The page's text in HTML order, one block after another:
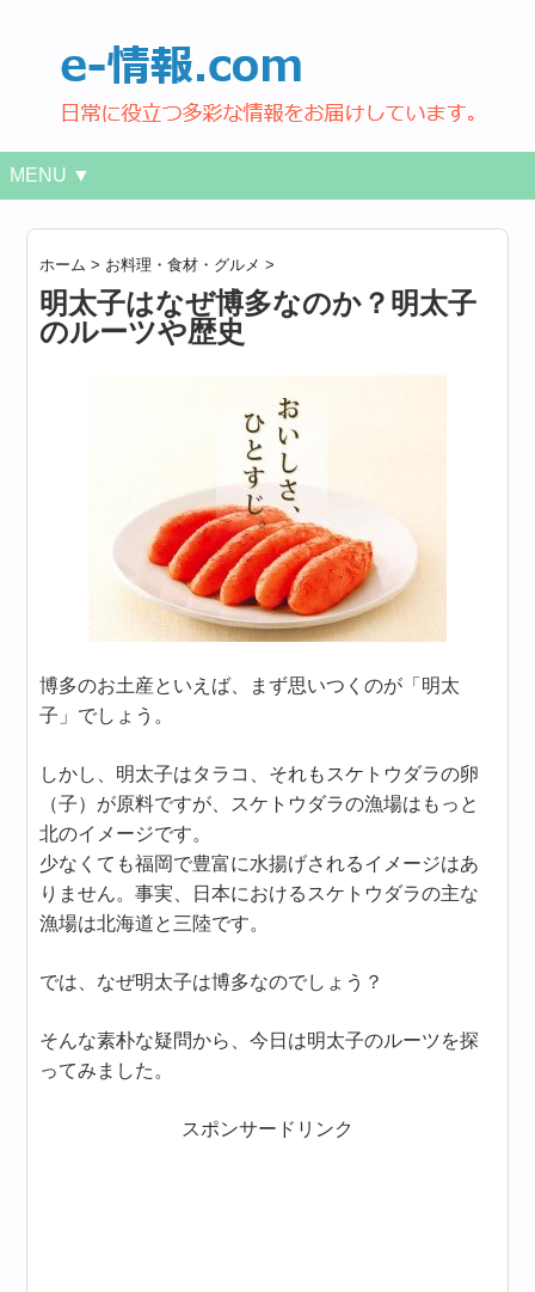
MENU ▼
ホーム > お料理・食材・グルメ >
明太子はなぜ博多なのか？明太子
のルーツや歴史
博多のお土産といえば、まず思いつくのが「明太
子」でしょう。
しかし、明太子はタラコ、それもスケトウダラの卵
（子）が原料ですが、スケトウダラの漁場はもっと
北のイメージです。
少なくても福岡で豊富に水揚げされるイメージはあ
りません。事実、日本におけるスケトウダラの主な
漁場は北海道と三陸です。
では、なぜ明太子は博多なのでしょう？
そんな素朴な疑問から、今日は明太子のルーツを探
ってみました。
スポンサードリンク